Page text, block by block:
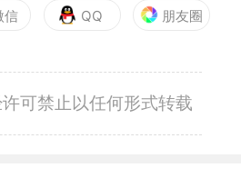
信 QQ 朋友圈
可禁止以任何形式转载